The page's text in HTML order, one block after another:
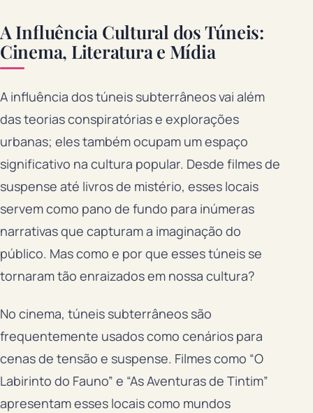
A Influência Cultural dos Túneis:
Cinema, Literatura e Mídia
A influência dos túneis subterrâneos vai além
das teorias conspiratórias e explorações
urbanas; eles também ocupam um espaço
significativo na cultura popular. Desde filmes de
suspense até livros de mistério, esses locais
servem como pano de fundo para inúmeras
narrativas que capturam a imaginação do
público. Mas como e por que esses túneis se
tornaram tão enraizados em nossa cultura?
No cinema, túneis subterrâneos são
frequentemente usados como cenários para
cenas de tensão e suspense. Filmes como “O
Labirinto do Fauno” e “As Aventuras de Tintim”
apresentam esses locais como mundos